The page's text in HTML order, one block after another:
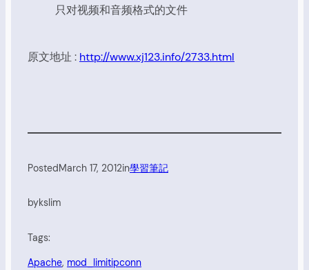
只对视频和音频格式的文件
原文地址 : http://www.xj123.info/2733.html
PostedMarch 17, 2012in學習筆記
bykslim
Tags:
Apache, mod_limitipconn